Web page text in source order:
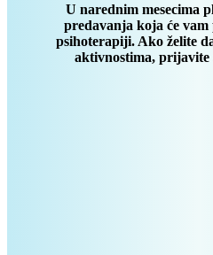
U narednim mesecima
predavanja koja će
psihoterapiji. Ako želite
aktivnostima, prijavite